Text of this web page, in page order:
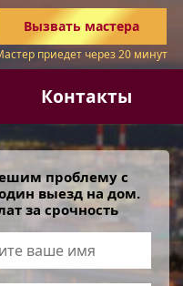
Вызвать мастера
приедет через 20 минут
Контакты
проблему с
выезд на дом.
за срочность